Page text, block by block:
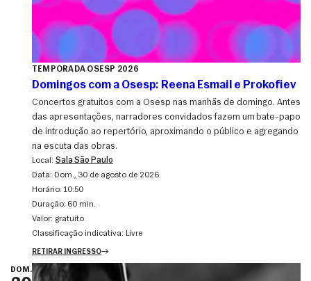
TEMPORADA OSESP 2026
Domingos com a Osesp: Reena Esmail e Prokofiev
Concertos gratuitos com a Osesp nas manhãs de domingo. Antes
das apresentações, narradores convidados fazem um bate-papo
de introdução ao repertório, aproximando o público e agregando
na escuta das obras.
Local: Sala São Paulo
Data:
dom., 30 de agosto de 2026
Horário: 10:50
Duração: 60 min.
Valor: gratuito
Classificação indicativa: Livre
RETIRAR INGRESSO
DOM.